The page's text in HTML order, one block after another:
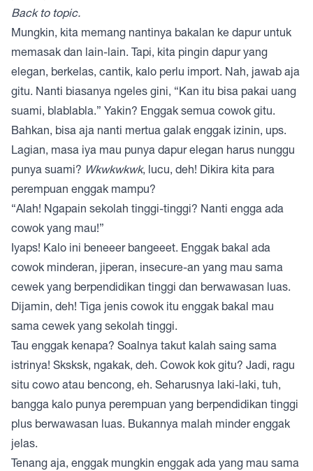
Back to topic.
Mungkin, kita memang nantinya bakalan ke dapur untuk
memasak dan lain-lain. Tapi, kita pingin dapur yang
elegan, berkelas, cantik, kalo perlu import. Nah, jawab aja
gitu. Nanti biasanya ngeles gini, “Kan itu bisa pakai uang
suami, blablabla.” Yakin? Enggak semua cowok gitu.
Bahkan, bisa aja nanti mertua galak enggak izinin, ups.
Lagian, masa iya mau punya dapur elegan harus nunggu
punya suami? Wkwkwkwk, lucu, deh! Dikira kita para
perempuan enggak mampu?
“Alah! Ngapain sekolah tinggi-tinggi? Nanti engga ada
cowok yang mau!”
Iyaps! Kalo ini beneeer bangeeet. Enggak bakal ada
cowok minderan, jiperan, insecure-an yang mau sama
cewek yang berpendidikan tinggi dan berwawasan luas.
Dijamin, deh! Tiga jenis cowok itu enggak bakal mau
sama cewek yang sekolah tinggi.
Tau enggak kenapa? Soalnya takut kalah saing sama
istrinya! Sksksk, ngakak, deh. Cowok kok gitu? Jadi, ragu
situ cowo atau bencong, eh. Seharusnya laki-laki, tuh,
bangga kalo punya perempuan yang berpendidikan tinggi
plus berwawasan luas. Bukannya malah minder enggak
jelas.
Tenang aja, enggak mungkin enggak ada yang mau sama